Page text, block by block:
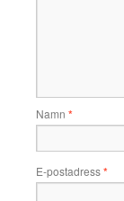
Namn *
E-postadress*